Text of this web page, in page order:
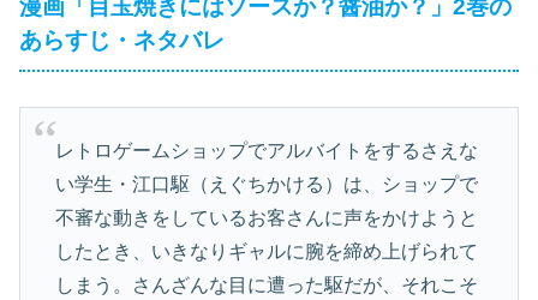
漫画「目玉焼きにはソースか？醤油か？」2巻の
あらすじ・ネタバレ
レトロゲームショップでアルバイトをするさえな
い学生・江口駆（えぐちかける）は、ショップで
不審な動きをしているお客さんに声をかけようと
したとき、いきなりギャルに腕を締め上げられて
しまう。さんざんな目に遭った駆だが、それこそ